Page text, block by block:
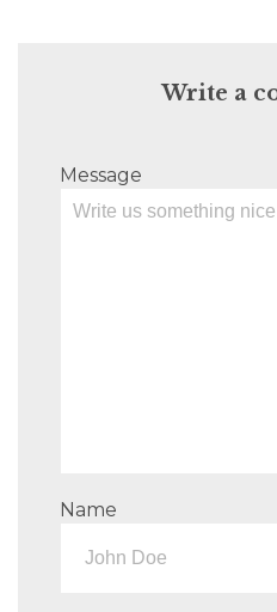
Write a
Message
Name